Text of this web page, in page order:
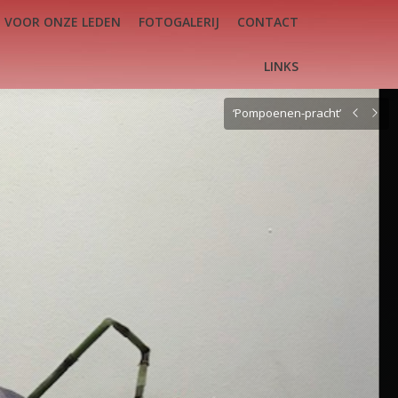
VOOR ONZE LEDEN FOTOGALERIJ CONTACT
LINKS
‘Pompoenen-pracht’
FOTOGALERIJ CONTACT LINKS